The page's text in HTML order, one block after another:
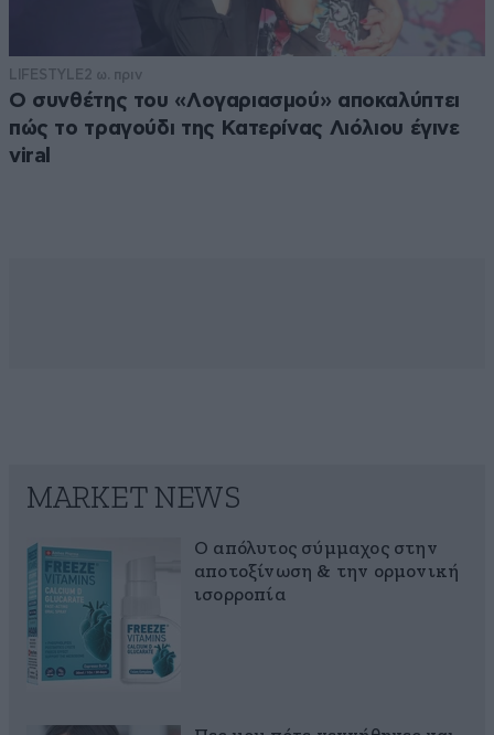
LIFESTYLE2 ω. πριν
Ο συνθέτης του «Λογαριασμού» αποκαλύπτει
πώς το τραγούδι της Κατερίνας Λιόλιου έγινε
viral
MARKET NEWS
Ο απόλυτος σύμμαχος στην
αποτοξίνωση & την ορμονική
ισορροπία